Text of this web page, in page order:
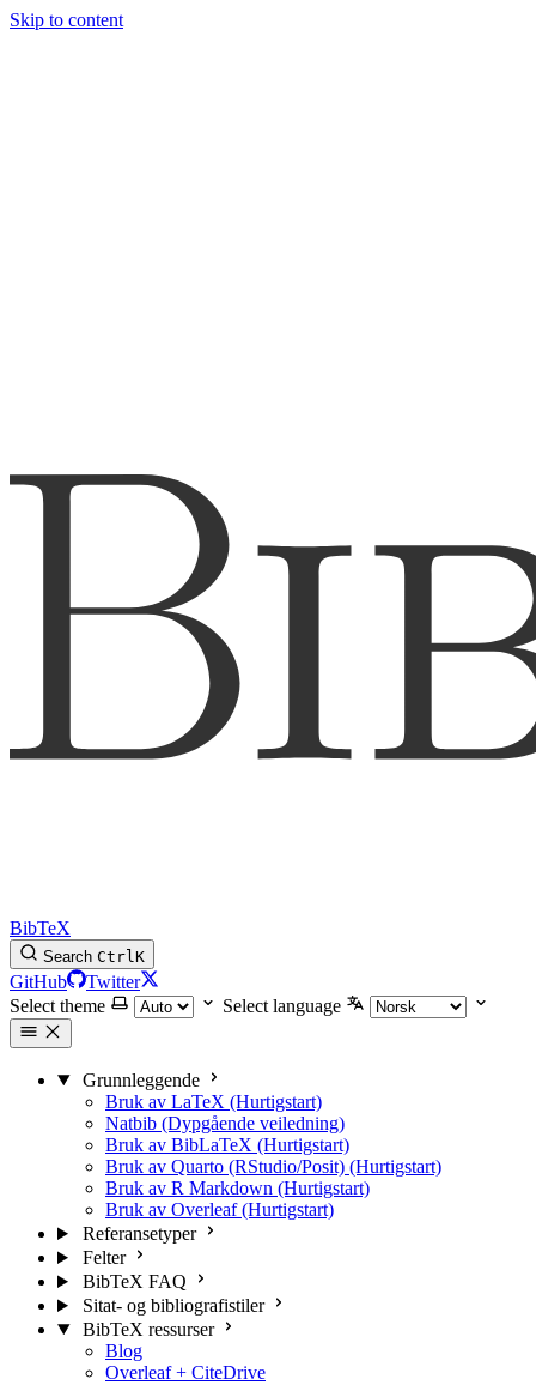
Skip to content
BibTeX
Search CtrlK
GitHub
Twitter
Select theme
Select language
Grunnleggende
Bruk av LaTeX (Hurtigstart)
Natbib (Dypgående veiledning)
Bruk av BibLaTeX (Hurtigstart)
Bruk av Quarto (RStudio/Posit) (Hurtigstart)
Bruk av R Markdown (Hurtigstart)
Bruk av Overleaf (Hurtigstart)
Referansetyper
Felter
BibTeX FAQ
Sitat- og bibliografistiler
BibTeX ressurser
Blog
Overleaf + CiteDrive